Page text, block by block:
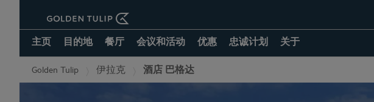
主页 目的地 餐厅 会议和活动 优惠 忠诚计划 关于
Golden Tulip 伊拉克 酒店 巴格达